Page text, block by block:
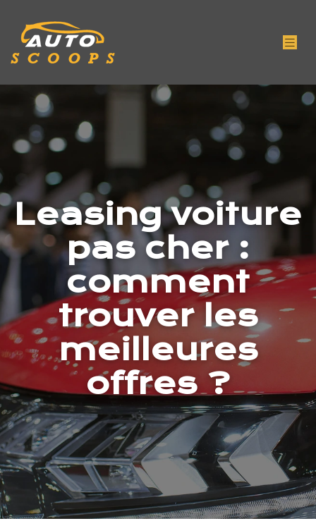
Leasing voiture
pas cher :
comment
trouver les
meilleures
offres ?